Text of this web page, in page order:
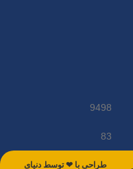
9498
83
طراحی با ❤ توسط​ دنیای